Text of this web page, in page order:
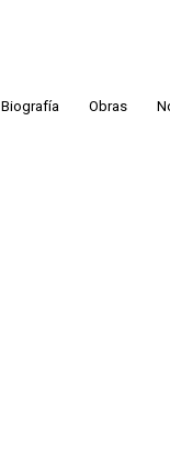
Biografía Obras